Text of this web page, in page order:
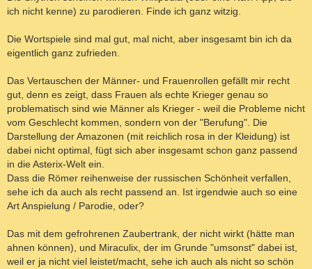
ich nicht kenne) zu parodieren. Finde ich ganz witzig.
Die Wortspiele sind mal gut, mal nicht, aber insgesamt bin ich da
eigentlich ganz zufrieden.
Das Vertauschen der Männer- und Frauenrollen gefällt mir recht
gut, denn es zeigt, dass Frauen als echte Krieger genau so
problematisch sind wie Männer als Krieger - weil die Probleme nicht
vom Geschlecht kommen, sondern von der "Berufung". Die
Darstellung der Amazonen (mit reichlich rosa in der Kleidung) ist
dabei nicht optimal, fügt sich aber insgesamt schon ganz passend
in die Asterix-Welt ein.
Dass die Römer reihenweise der russischen Schönheit verfallen,
sehe ich da auch als recht passend an. Ist irgendwie auch so eine
Art Anspielung / Parodie, oder?
Das mit dem gefrohrenen Zaubertrank, der nicht wirkt (hätte man
ahnen können), und Miraculix, der im Grunde "umsonst" dabei ist,
weil er ja nicht viel leistet/macht, sehe ich auch als nicht so schön